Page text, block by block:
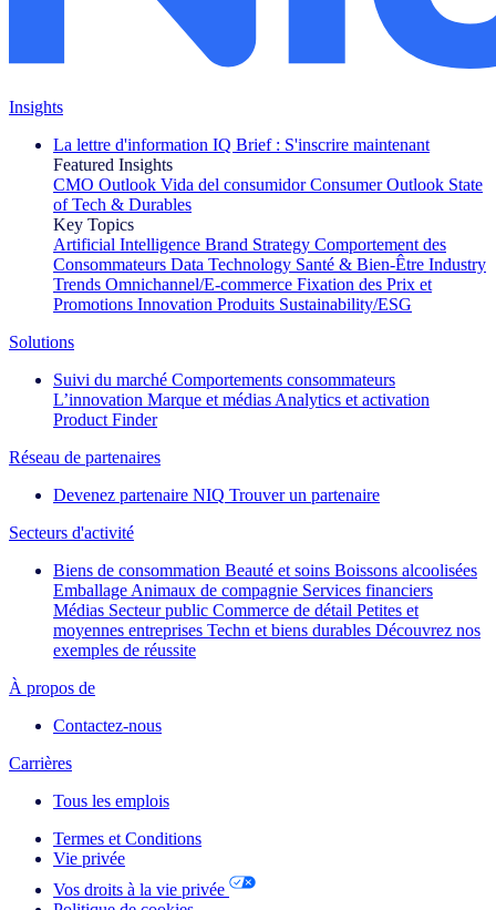
Insights
La lettre d'information IQ Brief : S'inscrire maintenant
Featured Insights
CMO Outlook Vida del consumidor Consumer Outlook State
of Tech & Durables
Key Topics
Artificial Intelligence Brand Strategy Comportement des
Consommateurs Data Technology Santé & Bien-Être Industry
Trends Omnichannel/E-commerce Fixation des Prix et
Promotions Innovation Produits Sustainability/ESG
Solutions
Suivi du marché Comportements consommateurs
L’innovation Marque et médias Analytics et activation
Product Finder
Réseau de partenaires
Devenez partenaire NIQ Trouver un partenaire
Secteurs d'activité
Biens de consommation Beauté et soins Boissons alcoolisées
Emballage Animaux de compagnie Services financiers
Médias Secteur public Commerce de détail Petites et
moyennes entreprises Techn et biens durables Découvrez nos
exemples de réussite
À propos de
Contactez-nous
Carrières
Tous les emplois
Termes et Conditions
Vie privée
Vos droits à la vie privée